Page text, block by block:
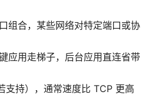
组合，某些网络对特定端口或协
应用走梯子，后台应用直连省带
支持），通常速度比 TCP 更高